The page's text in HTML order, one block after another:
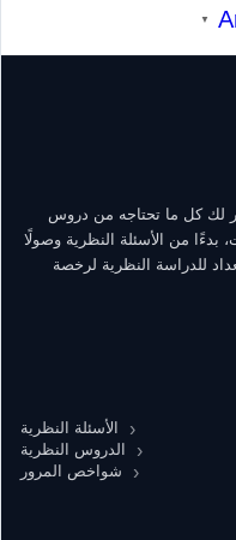
▼
لك كل ما تحتاجه من دروس
بدءًا من الأسئلة النظرية وصولًا
للدراسة النظرية لرخصة
الأسئلة النظرية
الدروس النظرية
شواخص المرور